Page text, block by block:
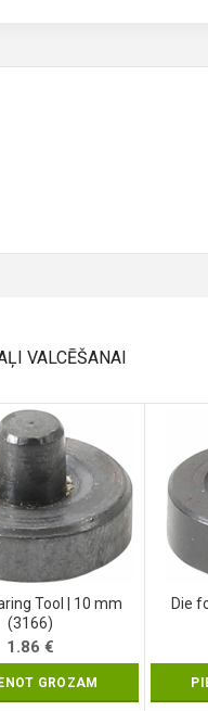
VALCĒŠANAI
Tool | 10 mm
(3166)
1.86 €
GROZAM
Die